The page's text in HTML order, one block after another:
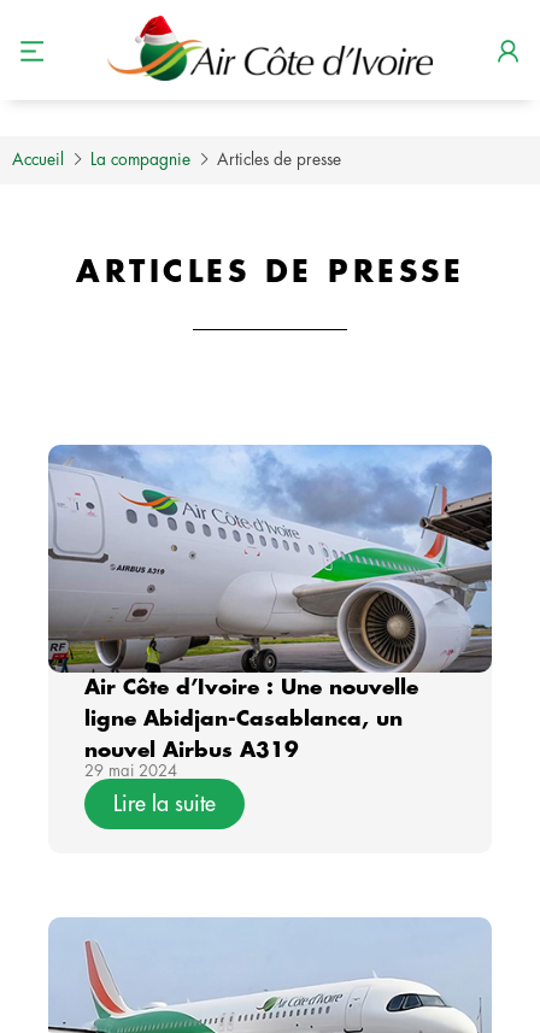
Accueil La compagnie Articles de presse
ARTICLES DE PRESSE
Air Côte d’Ivoire : Une nouvelle
ligne Abidjan-Casablanca, un
nouvel Airbus A319
29 mai 2024
Lire la suite